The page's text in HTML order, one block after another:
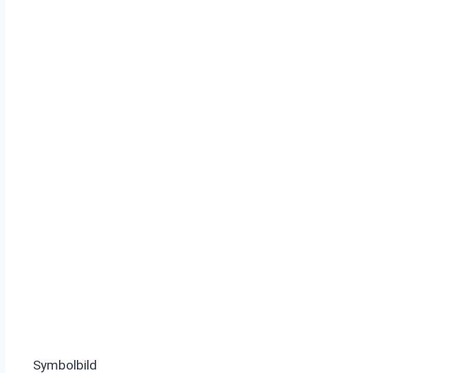
Symbolbild